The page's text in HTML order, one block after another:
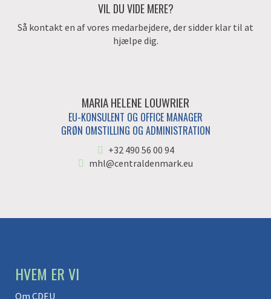
VIL DU VIDE MERE?
Så kontakt en af vores medarbejdere, der sidder klar til at
hjælpe dig.
MARIA HELENE LOUWRIER
EU-KONSULENT OG OFFICE MANAGER
GRØN OMSTILLING OG ADMINISTRATION
+32 490 56 00 94
mhl@centraldenmark.eu
HVEM ER VI
Om CDEU